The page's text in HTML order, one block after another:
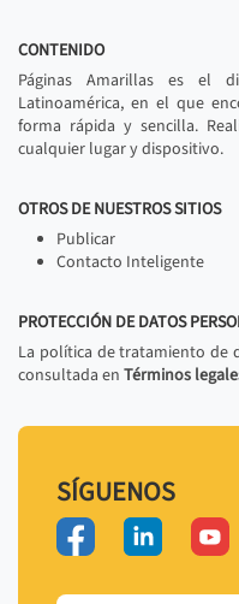
CONTENIDO
Páginas Amarillas es el
Latinoamérica, en el que
forma rápida y sencilla.
cualquier lugar y dispositivo.
OTROS DE NUESTROS SITIOS
Publicar
Contacto Inteligente
PROTECCIÓN DE DATOS
La política de tratamiento de
consultada en Términos
SÍGUENOS